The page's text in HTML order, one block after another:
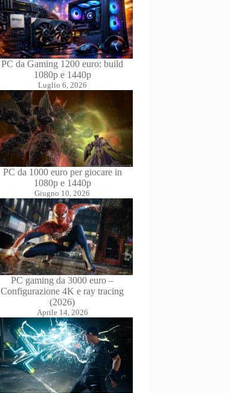
PC da Gaming 1200 euro: build
1080p e 1440p
Luglio 6, 2026
PC da 1000 euro per giocare in
1080p e 1440p
Giugno 10, 2026
PC gaming da 3000 euro –
Configurazione 4K e ray tracing
(2026)
Aprile 14, 2026